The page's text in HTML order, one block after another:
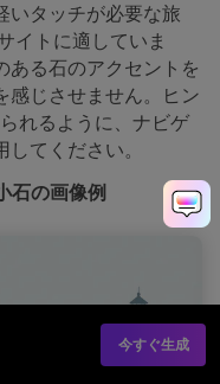
いタッチが必要な旅
イトに適していま
ある石のアクセントを
感じさせません。ヒン
れるように、ナビゲ
てください。
石の画像例
今すぐ生成